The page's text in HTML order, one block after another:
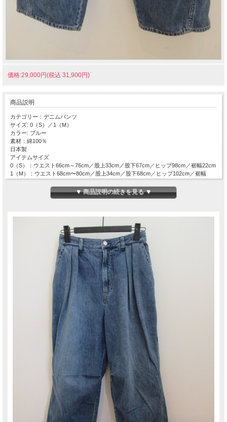
価格:29,000円(税込 31,900円)
商品説明
カテゴリー：デニムパンツ
サイズ: 0（S）／1（M）
カラー: ブルー
素材：綿100％
日本製
アイテムサイズ
0（S）：ウエスト66cm～76cm／股上33cm／股下67cm／ヒップ98cm／裾幅22cm
1（M）：ウエスト68cm〜80cm／股上34cm／股下68cm／ヒップ102cm／裾幅
23cm
手洗い可
▼ 商品説明の続きを見る ▼